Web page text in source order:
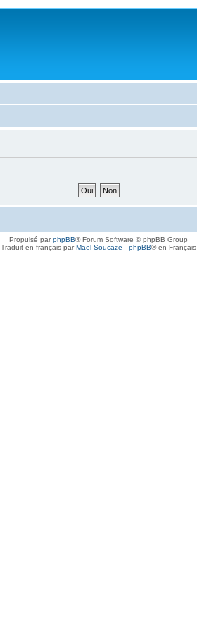
Propulsé parphpBB® Forum Software © phpBB Group
Traduit en français parMaël Soucaze - phpBB® en Français